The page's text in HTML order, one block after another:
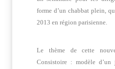
forme d’un chabbat plein,
2013 en région parisienne.
Le thème de cette
Consistoire : modèle d’un